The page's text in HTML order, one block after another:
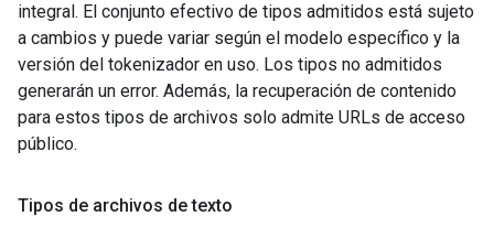
integral. El conjunto efectivo de tipos admitidos está sujeto
a cambios y puede variar según el modelo específico y la
versión del tokenizador en uso. Los tipos no admitidos
generarán un error. Además, la recuperación de contenido
para estos tipos de archivos solo admite URLs de acceso
público.
Tipos de archivos de texto